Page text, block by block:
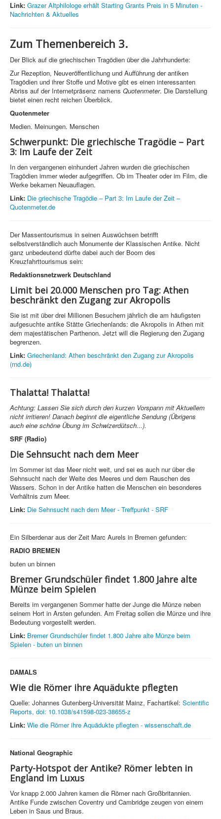
Link: Grazer Altphilologe erhält Starting Grants Preis in 5 Minuten -
Nachrichten & Aktuelles
Zum Themenbereich 3.
Der Blick auf die griechischen Tragödien über die Jahrhunderte:
Zur Rezeption, Neuveröffentlichung und Aufführung der antiken
Tragödien und ihrer Stoffe und Motive gibt es einen interessanten
Abriss auf der Internetpräsenz namens Quotenmeter. Die Darstellung
bietet einen recht reichen Überblick.
Quotenmeter
Medien. Meinungen. Menschen
Schwerpunkt: Die griechische Tragödie – Part
3: Im Laufe der Zeit
In den vergangenen einhundert Jahren wurden die griechischen
Tragödien immer wieder aufgegriffen. Ob im Theater oder im Film, die
Werke bekamen Neuauflagen.
Link: Die griechische Tragödie – Part 3: Im Laufe der Zeit –
Quotenmeter.de
Der Massentourismus in seinen Auswüchsen betrifft
selbstverständlich auch Monumente der Klassischen Antike. Nicht
ganz unbedeutend dürfte dabei auch der Boom des
Kreuzfahrttourismus sein:
Redaktionsnetzwerk Deutschland
Limit bei 20.000 Menschen pro Tag: Athen
beschränkt den Zugang zur Akropolis
Sie ist mit über drei Millionen Besuchern jährlich die am häufigsten
aufgesuchte antike Stätte Griechenlands: die Akropolis in Athen mit
dem majestätischen Parthenon. Jetzt will die Regierung den Zugang
begrenzen.
Link: Griechenland: Athen beschränkt den Zugang zur Akropolis
(rnd.de)
Thalatta! Thalatta!
Achtung: Lassen Sie sich durch den kurzen Vorspann mit Aktuellem
nicht irritieren! Danach beginnt die eigentliche Sendung (Übrigens
auch eine schöne Übung im Schwizerdütsch...).
SRF (Radio)
Die Sehnsucht nach dem Meer
Im Sommer ist das Meer nicht weit, und sei es auch nur über die
Sehnsucht nach der Weite des Meeres und dem Rauschen des
Wassers. Schon in der Antike hatten die Menschen ein besonderes
Verhältnis zum Meer.
Link: Die Sehnsucht nach dem Meer - Treffpunkt - SRF
Ein Silberdenar aus der Zeit Marc Aurels in Bremen gefunden:
RADIO BREMEN
buten un binnen
Bremer Grundschüler findet 1.800 Jahre alte
Münze beim Spielen
Bereits im vergangenen Sommer hatte der Junge die Münze neben
seinem Hort in Arsten gefunden. Am Freitag sollen die Münze und ihre
Bedeutung vorgestellt werden.
Link: Bremer Grundschüler findet 1.800 Jahre alte Münze beim
Spielen - buten un binnen
DAMALS
Wie die Römer ihre Aquädukte pflegten
Quelle: Johannes Gutenberg-Universität Mainz, Fachartikel: Scientific
Reports, doi: 10.1038/s41598-023-38655-z
Link: Wie die Römer ihre Aquädukte pflegten - wissenschaft.de
National Geographic
Party-Hotspot der Antike? Römer lebten in
England im Luxus
Vor knapp 2.000 Jahren kamen die Römer nach Großbritannien.
Antike Funde zwischen Coventry und Cambridge zeugen von einem
Leben in Saus und Braus.